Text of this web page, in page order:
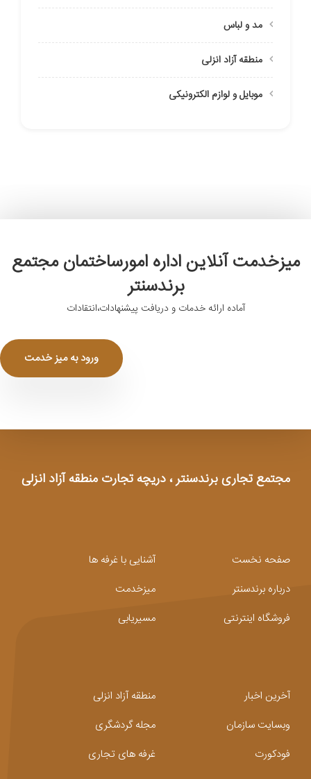
مد و لباس
منطقه آزاد انزلی
موبایل و لوازم الکترونیکی
میزخدمت آنلاین اداره امورساختمان مجتمع
برندسنتر
آماده ارائه خدمات و دریافت پیشنهادات،انتقادات
ورود به میز خدمت
مجتمع تجاری برندسنتر ، دریچه تجارت منطقه آزاد انزلی
صفحه نخست
آشنایی با غرفه ها
درباره برندسنتر
میزخدمت
فروشگاه اینترنتی
مسیریابی
آخرین اخبار
منطقه آزاد انزلی
وبسایت سازمان
مجله گردشگری
فودکورت
غرفه های تجاری